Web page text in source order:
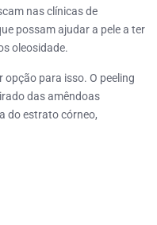
nas clínicas de
possam ajudar a pele a ter
oleosidade.
para isso. O peeling
das amêndoas
do estrato córneo,